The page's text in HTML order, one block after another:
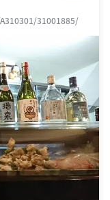
31001885/